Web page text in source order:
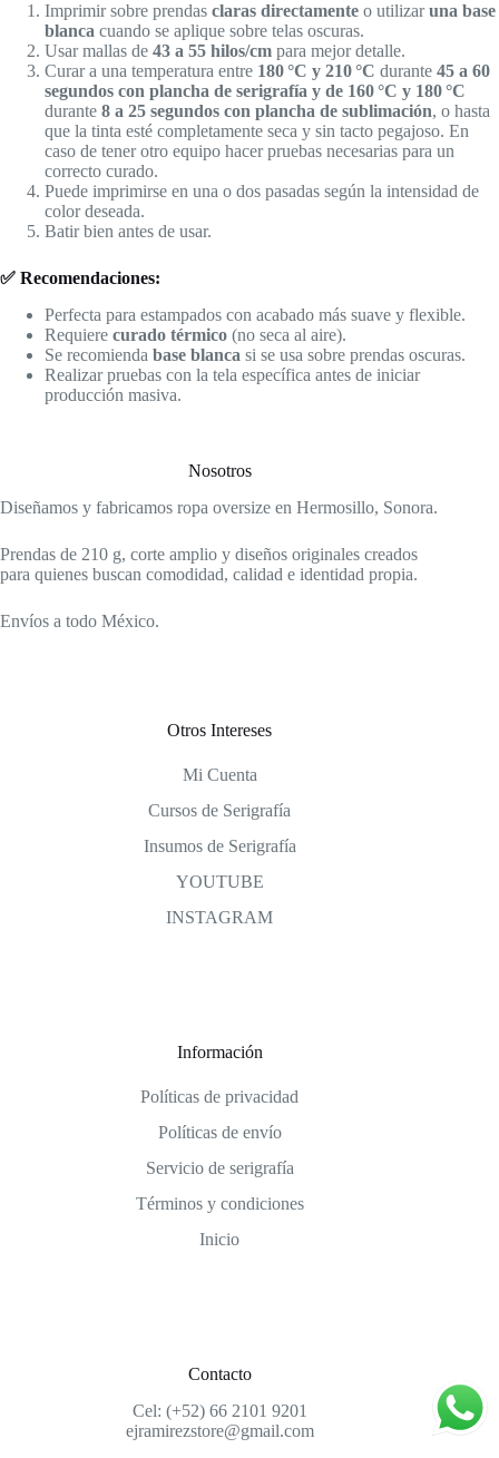
Imprimir sobre prendas claras directamente o utilizaruna base
blanca cuando se aplique sobre telas oscuras.
Usar mallas de 43 a 55 hilos/cm para mejor detalle.
Curar a una temperatura entre 180 °C y 210 °C durante 45 a 60
segundos con plancha de serigrafía y de 160 °C y 180 °C
durante 8 a 25 segundos con plancha de sublimación, o hasta
que la tinta esté completamente seca y sin tacto pegajoso. En
caso de tener otro equipo hacer pruebas necesarias para un
correcto curado.
Puede imprimirse en una o dos pasadas según la intensidad de
color deseada.
Batir bien antes de usar.
✅ Recomendaciones:
Perfecta para estampados con acabado más suave y flexible.
Requiere curado térmico (no seca al aire).
Se recomienda base blanca si se usa sobre prendas oscuras.
Realizar pruebas con la tela específica antes de iniciar
producción masiva.
Nosotros
Diseñamos y fabricamos ropa oversize en Hermosillo, Sonora.
Prendas de 210 g, corte amplio y diseños originales creados
para quienes buscan comodidad, calidad e identidad propia.
Envíos a todo México.
Otros Intereses
Mi Cuenta
Cursos de Serigrafía
Insumos de Serigrafía
YOUTUBE
INSTAGRAM
Información
Políticas de privacidad
Políticas de envío
Servicio de serigrafía
Términos y condiciones
Inicio
Contacto
Cel: (+52) 66 2101 9201
ejramirezstore@gmail.com